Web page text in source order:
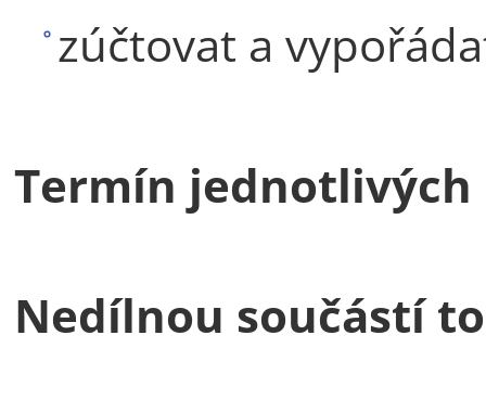
zúčtovat a
Termín
Nedílnou součástí